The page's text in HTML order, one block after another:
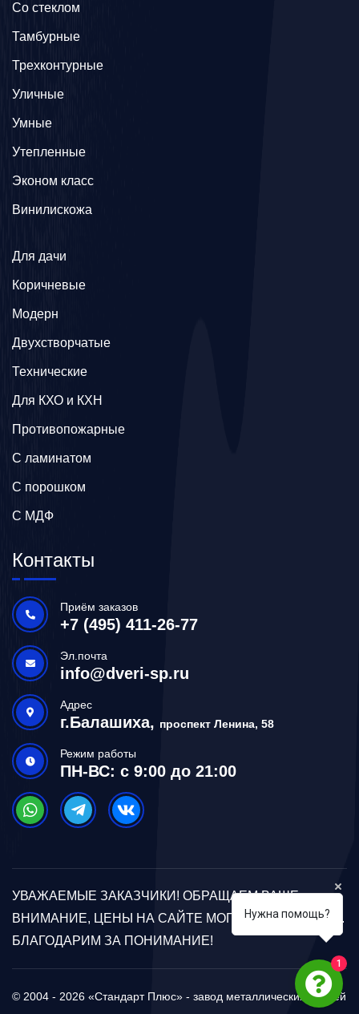
Со стеклом
Тамбурные
Трехконтурные
Уличные
Умные
Утепленные
Эконом класс
Винилискожа
Для дачи
Коричневые
Модерн
Двухстворчатые
Технические
Для КХО и КХН
Противопожарные
С ламинатом
С порошком
С МДФ
Контакты
Приём заказов
+7 (495) 411-26-77
Эл.почта
info@dveri-sp.ru
Адрес
г.Балашиха, проспект Ленина, 58
Режим работы
ПН-ВС: с 9:00 до 21:00
УВАЖАЕМЫЕ ЗАКАЗЧИКИ! ОБРАЩАЕМ ВАШЕ
ВНИМАНИЕ, ЦЕНЫ НА САЙТЕ МОГУТ ОТЛИЧАТЬСЯ.
БЛАГОДАРИМ ЗА ПОНИМАНИЕ!
© 2004 - 2026 «Стандарт Плюс» - завод металлических дверей
Нужна помощь?
1